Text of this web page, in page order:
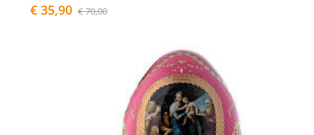
€ 35,90 € 70,00